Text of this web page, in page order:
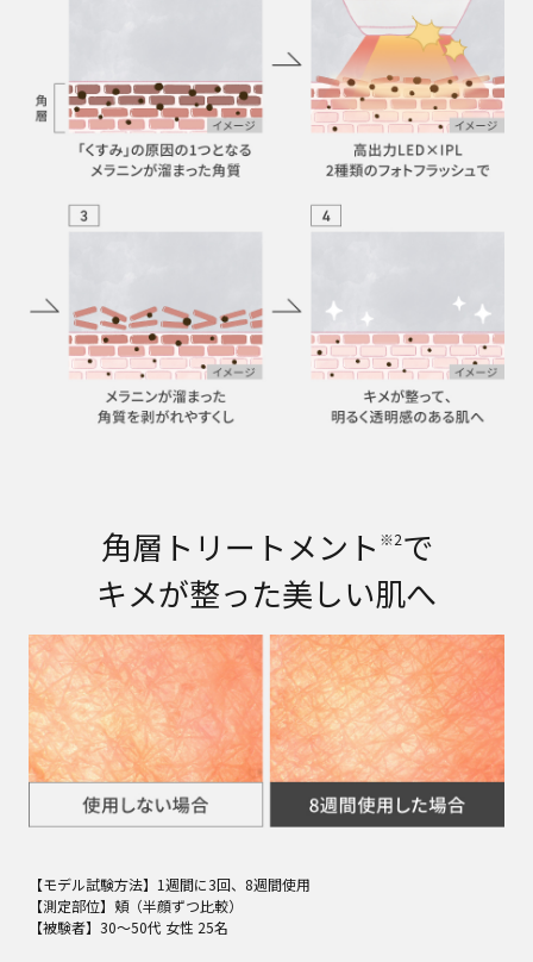
角層トリートメント ※2で
キメが整った美しい肌へ
【モデル試験方法】1週間に3回、8週間使用
【測定部位】頬（半顔ずつ比較）
【被験者】30～50代 女性 25名​